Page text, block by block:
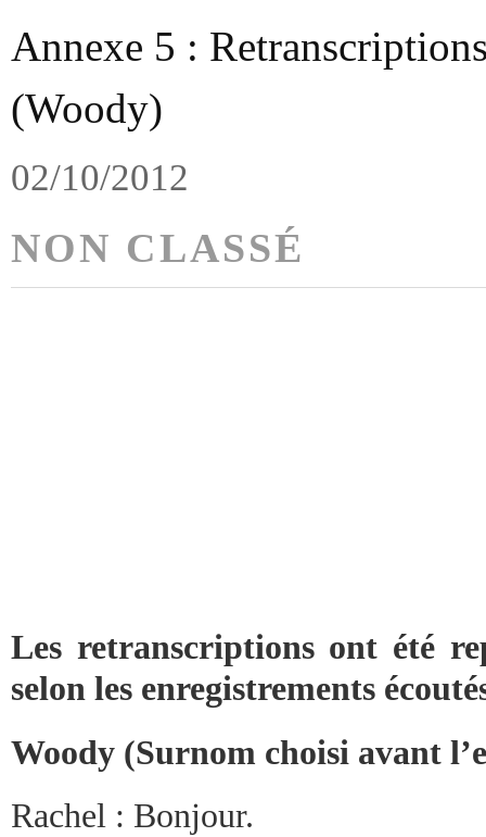
Annexe 5 :
(Woody)
02/10/2012
NON CLASSÉ
Les retranscriptions ont été
selon les enregistrements
Woody (Surnom choisi avant
Rachel : Bonjour.